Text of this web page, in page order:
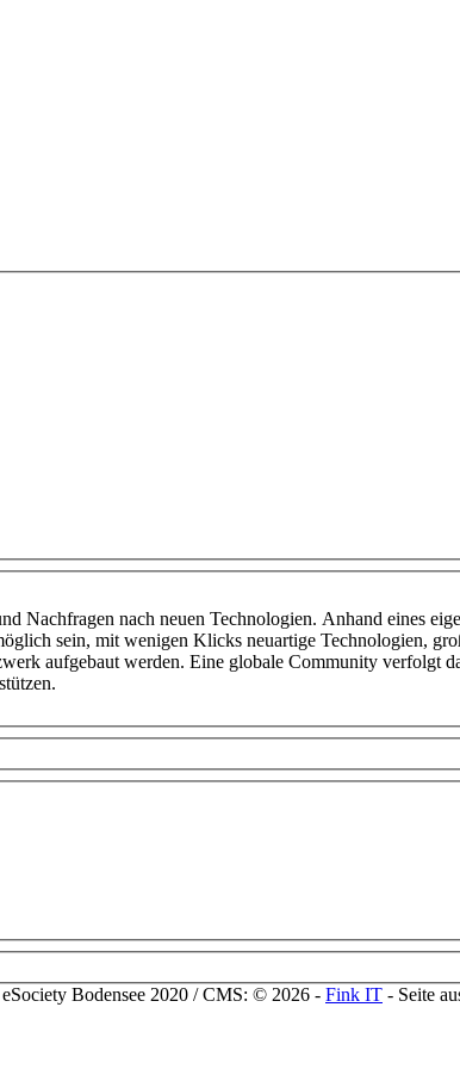
Nachfragen nach neuen Technologien. Anhand eines
sein, mit wenigen Klicks neuartige Technologien,
aufgebaut werden. Eine globale Community verfolgt
Bodensee 2020 / CMS: © 2026 - Fink IT - Seite